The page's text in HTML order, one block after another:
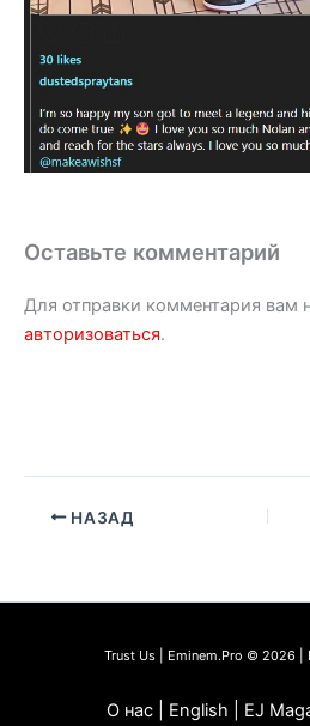
Оставьте комментарий
Для отправки комментария вам
авторизоваться.
НАЗАД
Trust Us | Eminem.Pro © 2026 |
О нас | English | EJ